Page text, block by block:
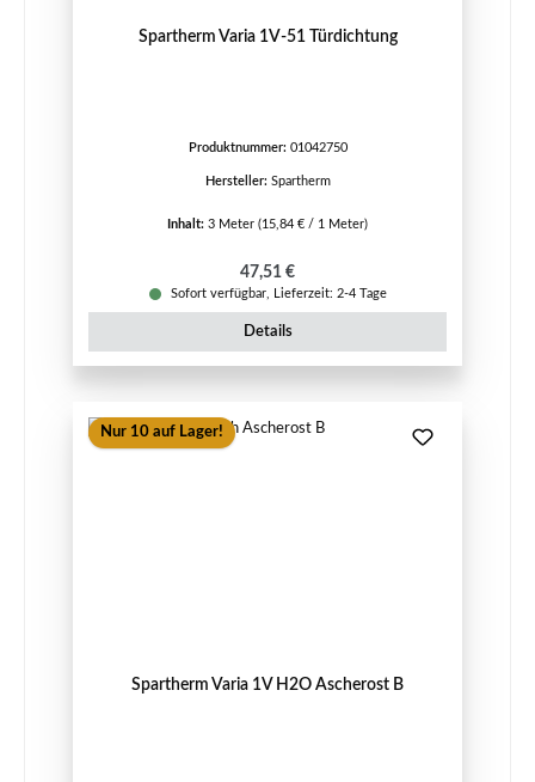
Spartherm Varia 1V-51 Türdichtung
Produktnummer: 01042750
Hersteller: Spartherm
Inhalt: 3 Meter (15,84 € / 1 Meter)
Regulärer Preis:
47,51 €
Sofort verfügbar, Lieferzeit: 2-4 Tage
Details
Nur 10 auf Lager!
Spartherm Varia 1V H2O Ascherost B